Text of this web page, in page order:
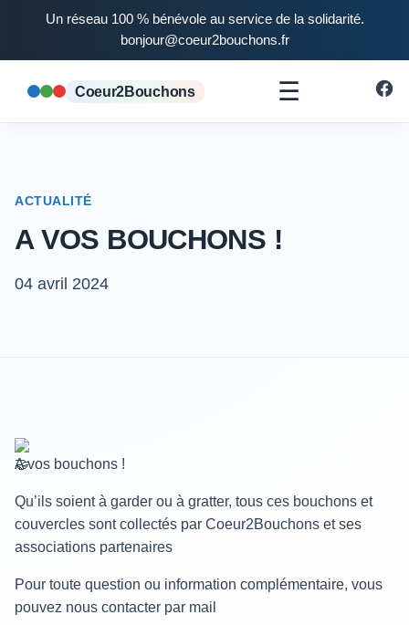
Un réseau 100 % bénévole au service de la solidarité.
bonjour@coeur2bouchons.fr
Coeur2Bouchons ☰
ACTUALITÉ
A VOS BOUCHONS !
04 avril 2024
A vos bouchons !
Qu’ils soient à garder ou à gratter, tous ces bouchons et
couvercles sont collectés par Coeur2Bouchons et ses
associations partenaires
Pour toute question ou information complémentaire, vous
pouvez nous contacter par mail